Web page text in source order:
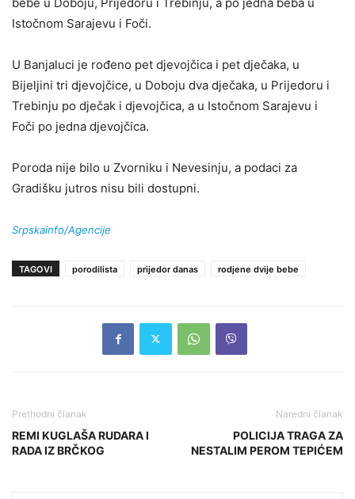
Istočnom Sarajevu i Foči.
U Banjaluci je rođeno pet djevojčica i pet dječaka, u
Bijeljini tri djevojčice, u Doboju dva dječaka, u Prijedoru i
Trebinju po dječak i djevojčica, a u Istočnom Sarajevu i
Foči po jedna djevojčica.
Poroda nije bilo u Zvorniku i Nevesinju, a podaci za
Gradišku jutros nisu bili dostupni.
Srpskainfo/Agencije
TAGOVI porodilista prijedor danas rodjene dvije bebe
Prethodni članak
REMI KUGLAŠA RUDARA I
RADA IZ BRČKOG
Naredni članak
POLICIJA TRAGA ZA
NESTALIM PEROM TEPIĆEM